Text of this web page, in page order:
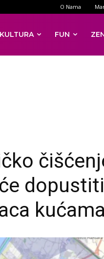
O Nama
KULTURA FUN
dopustiti